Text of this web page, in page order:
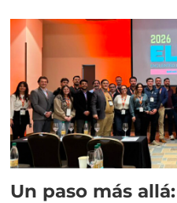
Un paso más